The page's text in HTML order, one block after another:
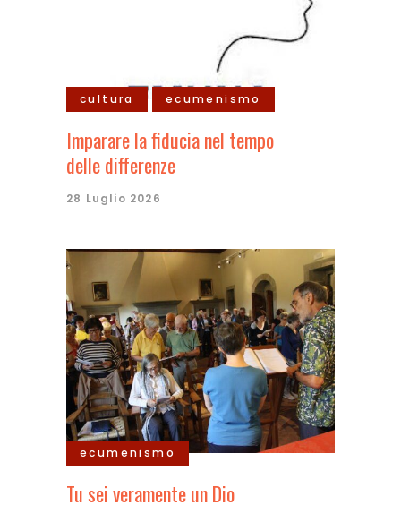
cultura ecumenismo
Imparare la fiducia nel tempo
delle differenze
28 Luglio 2026
ecumenismo
Tu sei veramente un Dio